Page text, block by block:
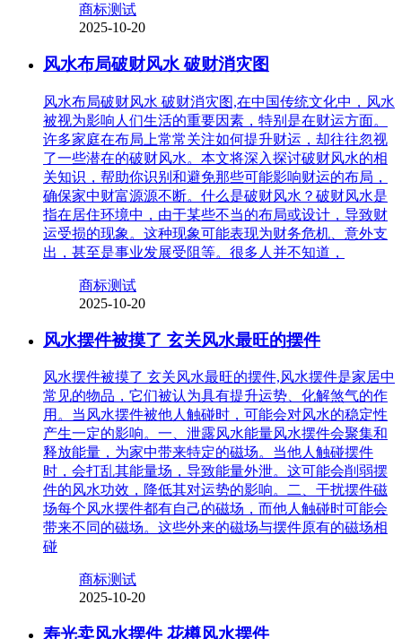
商标测试
2025-10-20
风水布局破财风水 破财消灾图
风水布局破财风水 破财消灾图,在中国传统文化中，风水
被视为影响人们生活的重要因素，特别是在财运方面。
许多家庭在布局上常常关注如何提升财运，却往往忽视
了一些潜在的破财风水。本文将深入探讨破财风水的相
关知识，帮助你识别和避免那些可能影响财运的布局，
确保家中财富源源不断。什么是破财风水？破财风水是
指在居住环境中，由于某些不当的布局或设计，导致财
运受损的现象。这种现象可能表现为财务危机、意外支
出，甚至是事业发展受阻等。很多人并不知道，
商标测试
2025-10-20
风水摆件被摸了 玄关风水最旺的摆件
风水摆件被摸了 玄关风水最旺的摆件,风水摆件是家居中
常见的物品，它们被认为具有提升运势、化解煞气的作
用。当风水摆件被他人触碰时，可能会对风水的稳定性
产生一定的影响。一、泄露风水能量风水摆件会聚集和
释放能量，为家中带来特定的磁场。当他人触碰摆件
时，会打乱其能量场，导致能量外泄。这可能会削弱摆
件的风水功效，降低其对运势的影响。二、干扰摆件磁
场每个风水摆件都有自己的磁场，而他人触碰时可能会
带来不同的磁场。这些外来的磁场与摆件原有的磁场相
碰
商标测试
2025-10-20
寿光卖风水摆件 花樽风水摆件